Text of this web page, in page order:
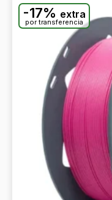
-17% extra
por transferencia